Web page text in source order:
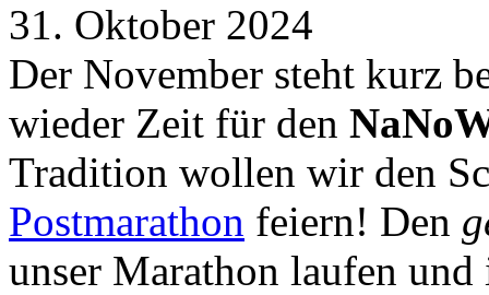
31. Oktober 2024
Der November steht kurz
wieder Zeit für den
Tradition wollen wir den
Postmarathon feiern! Den
unser Marathon laufen